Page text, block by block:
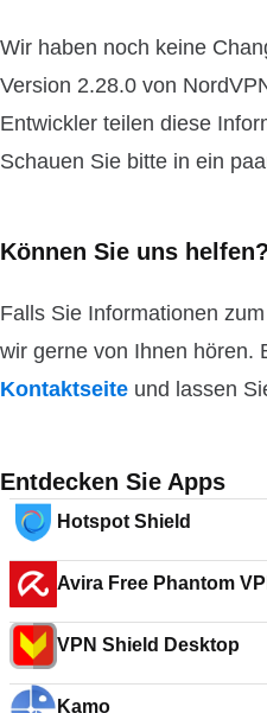
Wir haben noch keine
Version 2.28.0 von
Entwickler teilen diese
Schauen Sie bitte in ein
Können Sie uns helfen?
Falls Sie Informationen
wir gerne von Ihnen hören.
Kontaktseite und lassen
Entdecken Sie Apps
Hotspot Shield
Avira Free Phantom
VPN Shield Desktop
Kamo